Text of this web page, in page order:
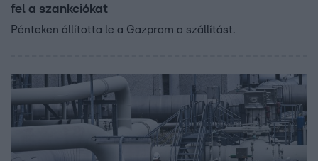
fel a szankciókat
Pénteken állította le a Gazprom a szállítást.